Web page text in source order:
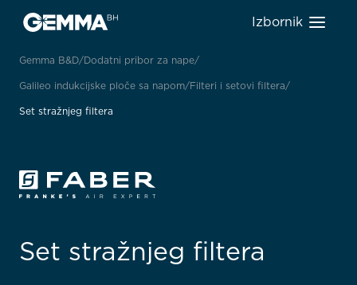
Izbornik
Gemma B&D Dodatni pribor za nape
Galileo indukcijske ploče sa napom Filteri i setovi filtera
Set stražnjeg filtera
Set stražnjeg filtera